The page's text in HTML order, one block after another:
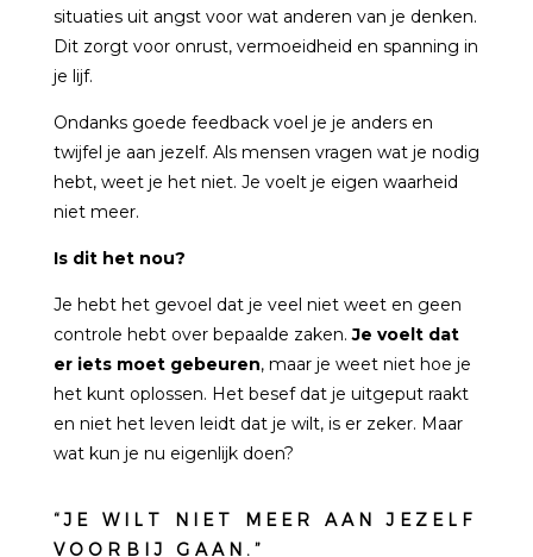
situaties uit angst voor wat anderen van je denken.
Dit zorgt voor onrust, vermoeidheid en spanning in
je lijf.
Ondanks goede feedback voel je je anders en
twijfel je aan jezelf. Als mensen vragen wat je nodig
hebt, weet je het niet. Je voelt je eigen waarheid
niet meer.
Is dit het nou?
Je hebt het gevoel dat je veel niet weet en geen
controle hebt over bepaalde zaken.Je voelt dat
er iets moet gebeuren, maar je weet niet hoe je
het kunt oplossen. Het besef dat je uitgeput raakt
en niet het leven leidt dat je wilt, is er zeker. Maar
wat kun je nu eigenlijk doen?
“JE WILT NIET MEER AAN JEZELF
VOORBIJ GAAN.”